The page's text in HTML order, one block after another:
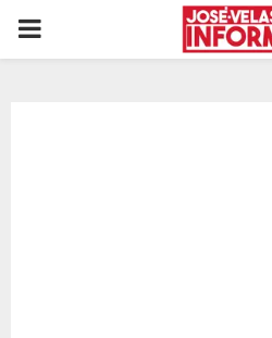
PRIMARY